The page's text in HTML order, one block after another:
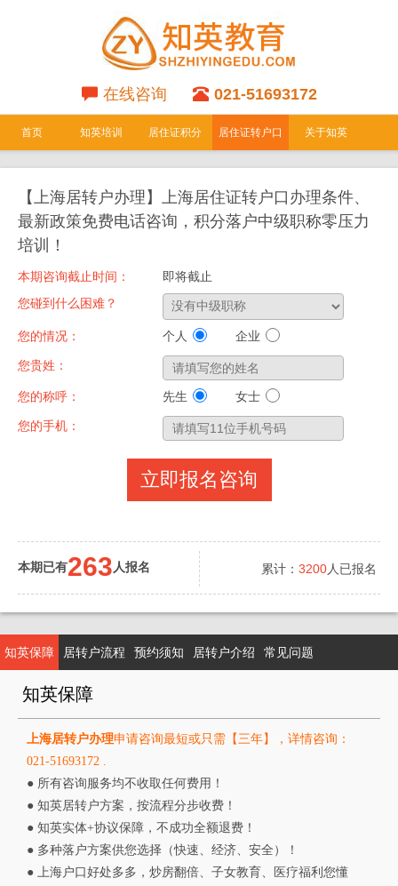
在线咨询 021-51693172
首页 知英培训 居住证积分
专栏
居住证转户口
专栏
关于知英
【上海居转户办理】上海居住证转户口办理条件、
最新政策免费电话咨询，积分落户中级职称零压力
培训！
本期咨询截止时间：
即将截止
您碰到什么困难？
您的情况： 个人 企业
您贵姓：
您的称呼： 先生 女士
您的手机：
立即报名咨询
本期已有263 人报名 累计： 3200人已报名
知英保障 居转户流程 预约须知 居转户介绍 常见问题
知英保障
上海居转户办理申请咨询最短或只需【三年】，详情咨询：
021-51693172 .
● 所有咨询服务均不收取任何费用！
● 知英居转户方案，按流程分步收费！
● 知英实体+协议保障，不成功全额退费！
● 多种落户方案供您选择（快速、经济、安全）！
● 上海户口好处多多，炒房翻倍、子女教育、医疗福利您懂